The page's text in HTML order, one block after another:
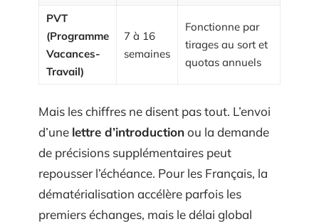
PVT
(Programme
Vacances-
Travail)
7 à 16
semaines
Fonctionne par
tirages au sort et
quotas annuels
Mais les chiffres ne disent pas tout. L’envoi
d’une lettre d’introductionou la demande
de précisions supplémentaires peut
repousser l’échéance. Pour les Français, la
dématérialisation accélère parfois les
premiers échanges, mais le délai global